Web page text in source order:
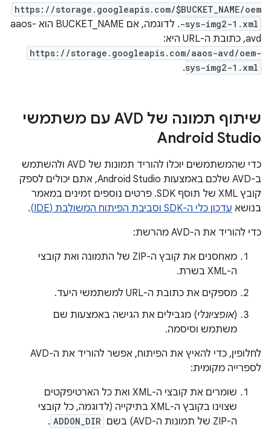
https://storage.googleapis.com/$BUCKET_NAME/oem
-sys-img2-1.xml
. לדוגמה, אם BUCKET_NAME הוא aaos-
avd, כתובת ה-URL היא:
https://storage.googleapis.com/aaos-avd/oem-
sys-img2-1.xml
.
שיתוף תמונה של AVD עם משתמשי
Android Studio
כדי שהמשתמשים יוכלו להוריד תמונות של AVD ולהשתמש
ב-AVD שלכם באמצעות Android Studio, אתם יכולים לספק
קובץ XML של תוסף SDK. פרטים נוספים זמינים במאמר
בנושא עדכון כלי ה-SDK וסביבת הפיתוח המשולבת (IDE)
.
כדי להוריד את ה-AVD מהרשת:
מאחסנים את קובץ ה-ZIP של התמונה ואת קובצי
ה-XML בשרת.
מספקים את כתובת ה-URL למשתמשי היעד.
(אופציונלי) מגבילים את הגישה באמצעות שם
משתמש וסיסמה.
לחלופין, כדי להאיץ את הפיתוח, אפשר להוריד את ה-AVD
לספרייה מקומית:
שומרים את קובצי ה-XML ואת כל הארטיפקטים
שצוינו בקובץ ה-XML בתיקייה (לדוגמה, כל קובצי
ה-ZIP של תמונות ה-AVD) בשם
ADDON_DIR
.